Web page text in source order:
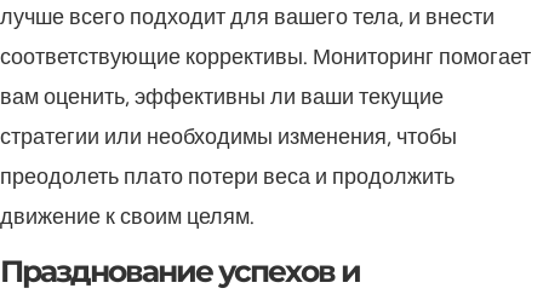
лучше всего подходит для вашего тела, и внести
соответствующие коррективы. Мониторинг помогает
вам оценить, эффективны ли ваши текущие
стратегии или необходимы изменения, чтобы
преодолеть плато потери веса и продолжить
движение к своим целям.
Празднование успехов и